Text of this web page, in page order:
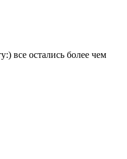
все остались более чем